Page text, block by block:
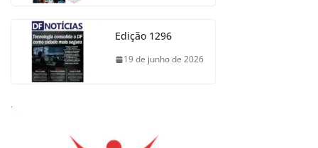
Edição 1296
19 de junho de 2026